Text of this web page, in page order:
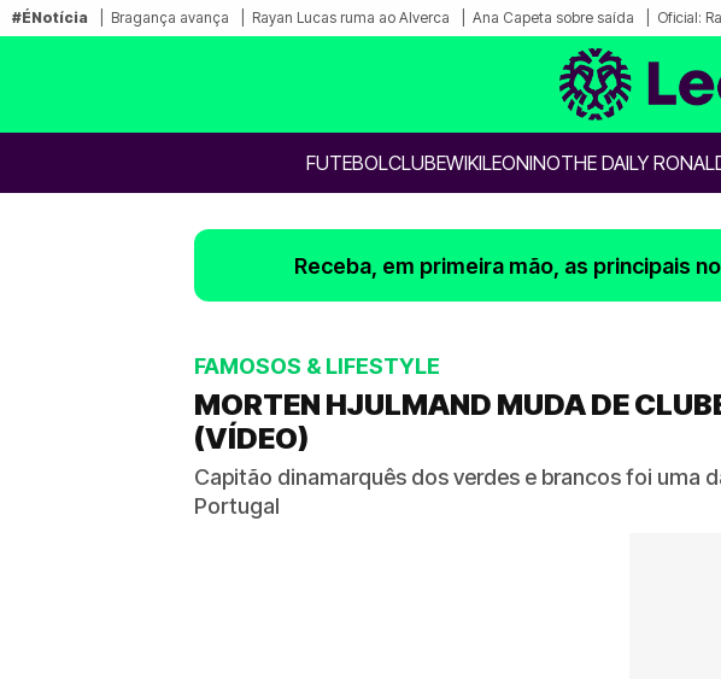
#ÉNotícia Bragança avança Rayan Lucas ruma ao Alverca Ana Capeta sobre saída Oficial:
FUTEBOLCLUBEWIKILEONINOTHE DAILY
Receba, em primeira mão, as principais
FAMOSOS & LIFESTYLE
MORTEN HJULMAND MUDA DE
(VÍDEO)
Capitão dinamarquês dos verdes e brancos foi uma
Portugal